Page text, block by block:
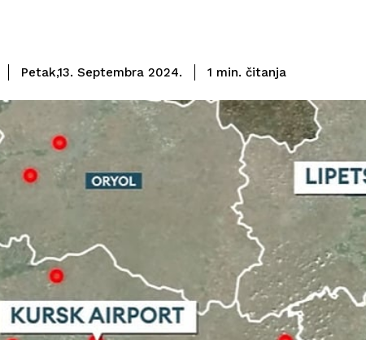
Petak,13. Septembra 2024. 1 min. čitanja